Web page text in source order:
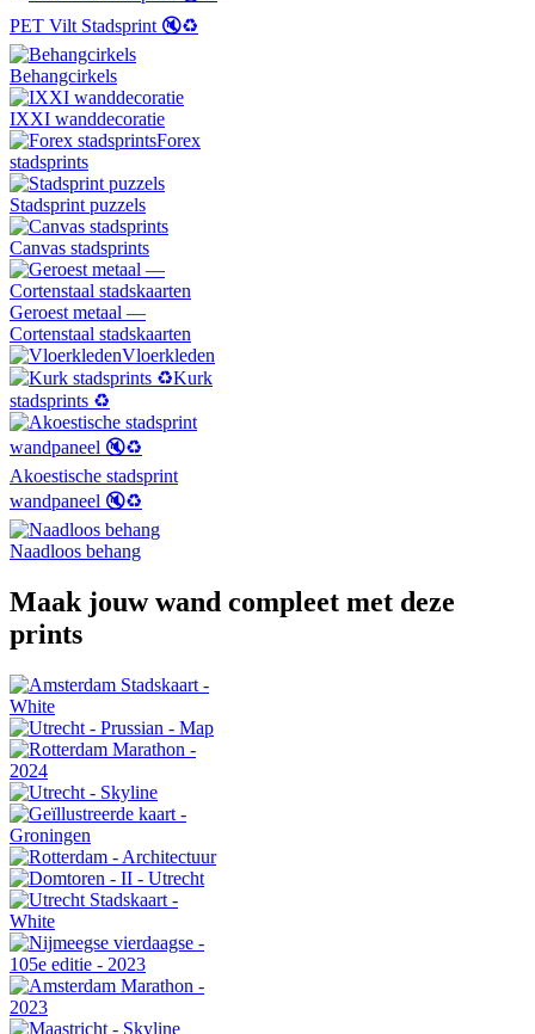
PET Vilt Stadsprint 🔇♻️
Behangcirkels
IXXI wanddecoratie
Forex
stadsprints
Stadsprint puzzels
Canvas stadsprints
Geroest metaal —
Cortenstaal stadskaarten
Vloerkleden
Kurk
stadsprints ♻️
Akoestische stadsprint
wandpaneel 🔇♻️
Naadloos behang
Maak jouw wand compleet met deze
prints